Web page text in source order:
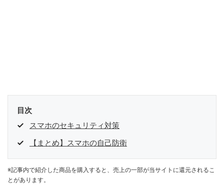
目次
スマホのセキュリティ対策
【まとめ】スマホの自己防衛
※記事内で紹介した商品を購入すると、売上の一部が当サイトに還元されるこ
とがあります。